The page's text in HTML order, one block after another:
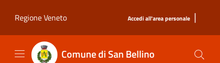
Regione Veneto
Accedi all'area personale |
Comune di San Bellino